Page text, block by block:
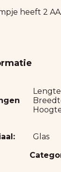
heeft 2
Glas